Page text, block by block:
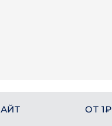
ОТ 1₽